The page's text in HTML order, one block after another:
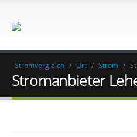
Stromvergleich / Ort / Strom /
Stromanbieter